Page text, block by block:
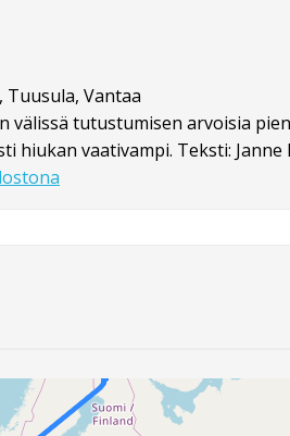
Tuusula, Vantaa
välissä tutustumisen arvoisia
hiukan vaativampi. Teksti: Janne